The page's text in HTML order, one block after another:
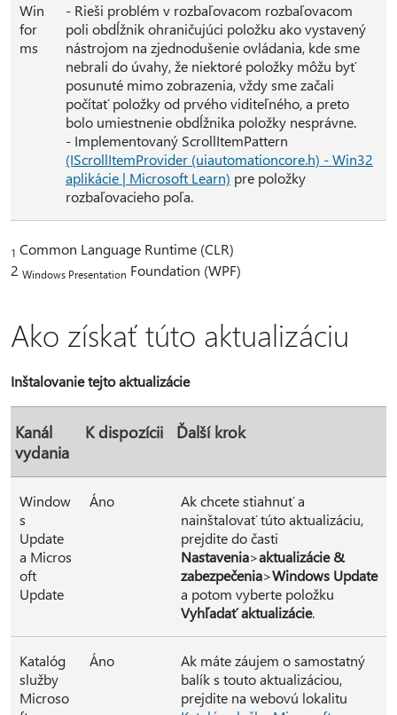
Win
for
ms
- Rieši problém v rozbaľovacom rozbaľovacom
poli obdĺžnik ohraničujúci položku ako vystavený
nástrojom na zjednodušenie ovládania, kde sme
nebrali do úvahy, že niektoré položky môžu byť
posunuté mimo zobrazenia, vždy sme začali
počítať položky od prvého viditeľného, a preto
bolo umiestnenie obdĺžnika položky nesprávne.
- Implementovaný ScrollItemPattern
(IScrollItemProvider (uiautomationcore.h) - Win32
aplikácie | Microsoft Learn) pre položky
rozbaľovacieho poľa.
1 Common Language Runtime (CLR)
2 Windows Presentation Foundation (WPF)
Ako získať túto aktualizáciu
Inštalovanie tejto aktualizácie
Kanál
vydania
K dispozícii Ďalší krok
Window
s
Update
a Micros
oft
Update
Áno
Ak chcete stiahnuť a
nainštalovať túto aktualizáciu,
prejdite do časti
Nastavenia>aktualizácie &
zabezpečenia>Windows Update
a potom vyberte položku
Vyhľadať aktualizácie.
Katalóg
služby
Microso
Áno
Ak máte záujem o samostatný
balík s touto aktualizáciou,
prejdite na webovú lokalitu